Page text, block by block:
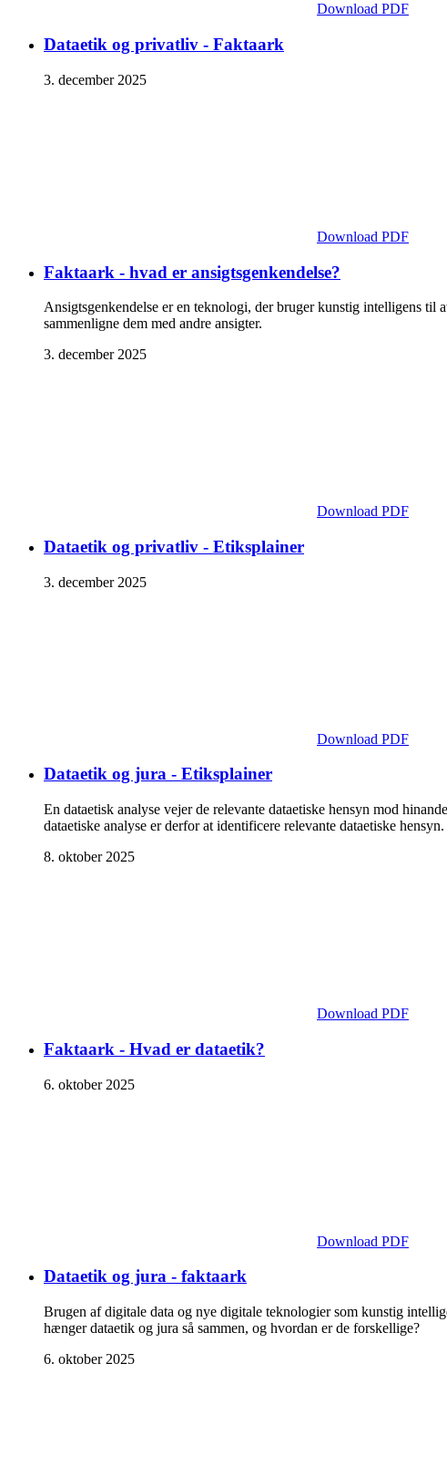
Download PDF
Dataetik og privatliv - Faktaark
3. december 2025
Download PDF
Faktaark - hvad er ansigtsgenkendelse?
Ansigtsgenkendelse er en teknologi, der bruger kunstig intelligens til
sammenligne dem med andre ansigter.
3. december 2025
Download PDF
Dataetik og privatliv - Etiksplainer
3. december 2025
Download PDF
Dataetik og jura - Etiksplainer
En dataetisk analyse vejer de relevante dataetiske hensyn mod
dataetiske analyse er derfor at identificere relevante dataetiske hensyn.
8. oktober 2025
Download PDF
Faktaark - Hvad er dataetik?
6. oktober 2025
Download PDF
Dataetik og jura - faktaark
Brugen af digitale data og nye digitale teknologier som kunstig
hænger dataetik og jura så sammen, og hvordan er de forskellige?
6. oktober 2025